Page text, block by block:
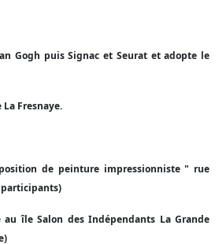
Gogh puis Signac et Seurat et adopte le
Fresnaye.
de peinture impressionniste " rue
au île Salon des Indépendants La Grande